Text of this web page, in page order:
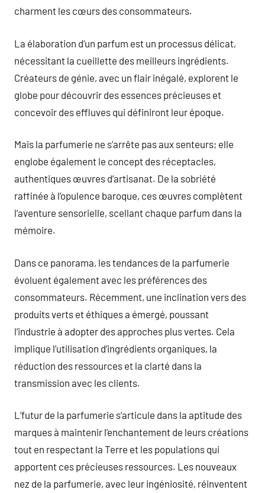
charment les cœurs des consommateurs.
La élaboration d’un parfum est un processus délicat,
nécessitant la cueillette des meilleurs ingrédients.
Créateurs de génie, avec un flair inégalé, explorent le
globe pour découvrir des essences précieuses et
concevoir des effluves qui définiront leur époque.
Mais la parfumerie ne s’arrête pas aux senteurs; elle
englobe également le concept des réceptacles,
authentiques œuvres d’artisanat. De la sobriété
raffinée à l’opulence baroque, ces œuvres complètent
l’aventure sensorielle, scellant chaque parfum dans la
mémoire.
Dans ce panorama, les tendances de la parfumerie
évoluent également avec les préférences des
consommateurs. Récemment, une inclination vers des
produits verts et éthiques a émergé, poussant
l’industrie à adopter des approches plus vertes. Cela
implique l’utilisation d’ingrédients organiques, la
réduction des ressources et la clarté dans la
transmission avec les clients.
L’futur de la parfumerie s’articule dans la aptitude des
marques à maintenir l’enchantement de leurs créations
tout en respectant la Terre et les populations qui
apportent ces précieuses ressources. Les nouveaux
nez de la parfumerie, avec leur ingéniosité, réinventent